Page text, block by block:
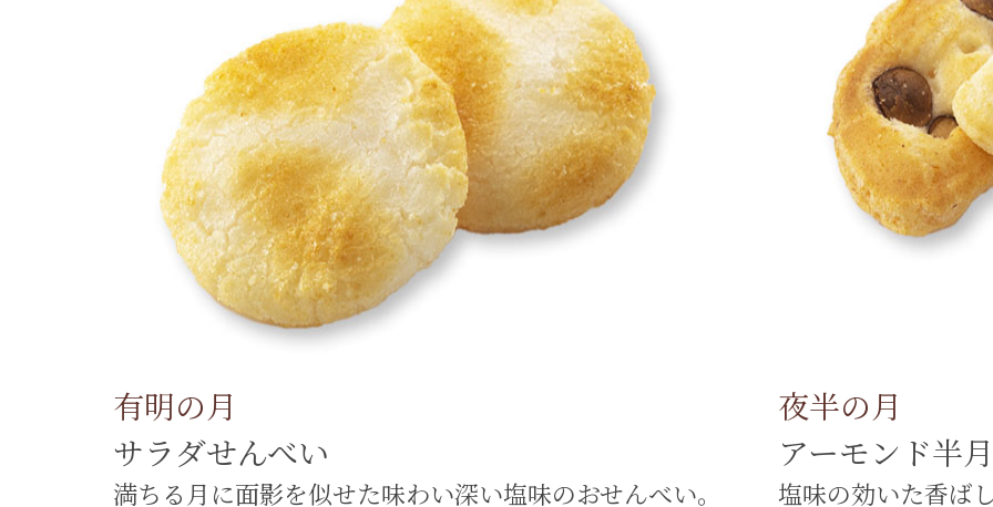
有明の月
サラダせんべい
満ちる月に面影を似せた味わい深い塩味のおせんべい。
夜半の月
アーモンド半
塩味の効いた香ば